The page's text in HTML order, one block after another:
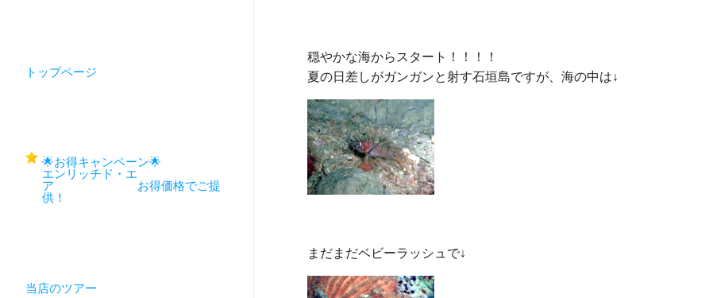
トップページ
🌟お得キャンペーン🌟
エンリッチド・エ
ア お得価格でご提
供！
当店のツアー
穏やかな海からスタート！！！！